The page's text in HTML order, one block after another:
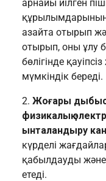
арнайы иілген
азайта отырып
отырып, оны ұлу
бөлігінде
мүмкіндік береді.
Жоғары дыбыс
физикалық
ынталандыру
күрделі
қабылдауды және
етеді.